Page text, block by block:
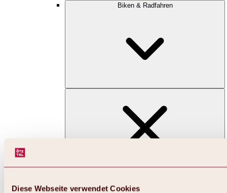
Diese Webseite verwendet Cookies
Biken & Radfahren